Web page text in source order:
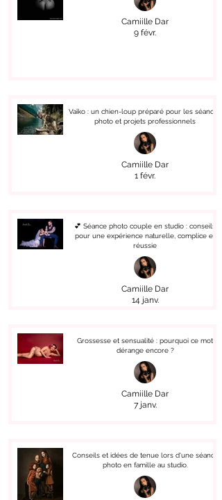
Camiille Dar
9 févr.
Vaïko : un chien-loup préparé pour les séances
photo et projets professionnels
Camiille Dar
1 févr.
💕 Séance photo couple en studio : conseils
pour une expérience naturelle, complice et
réussie
Camiille Dar
14 janv.
Grossesse et sensualité : pourquoi ce mot
dérange encore ?
Camiille Dar
7 janv.
Conseils et idées de tenue lors d'une séance
photo en famille au studio.